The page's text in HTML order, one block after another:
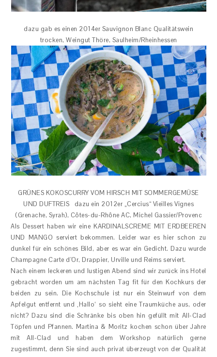
dazu gab es einen 2014er Sauvignon Blanc Qualitätswein
trocken, Weingut Thöre, Saulheim/Rheinhessen
GRÜNES KOKOSCURRY VOM HIRSCH MIT SOMMERGEMÜSE
UND DUFTREIS dazu ein 2012er „Cercius“ Vieilles Vignes
(Grenache, Syrah), Côtes-du-Rhône AC, Michel Gassier/Provenc
Als Dessert haben wir eine KARDINALSCREME MIT ERDBEEREN
UND MANGO serviert bekommen. Leider war es hier schon zu
dunkel für ein schönes Bild, aber es war ein Gedicht. Dazu wurde
Champagne Carte d’Or, Drappier, Urville und Reims serviert.
Nach einem leckeren und lustigen Abend sind wir zurück ins Hotel
gebracht worden um am nächsten Tag fit für den Kochkurs der
beiden zu sein. Die Kochschule ist nur ein Steinwurf von dem
Apfelgut entfernt und ‚Hallo‘ so sieht eine Traumküche aus, oder
nicht? Dazu sind die Schränke bis oben hin gefüllt mit All-Clad
Töpfen und Pfannen. Martina & Moritz kochen schon über Jahre
mit All-Clad und haben dem Workshop natürlich gerne
zugestimmt, denn Sie sind auch privat überzeugt von der Qualität